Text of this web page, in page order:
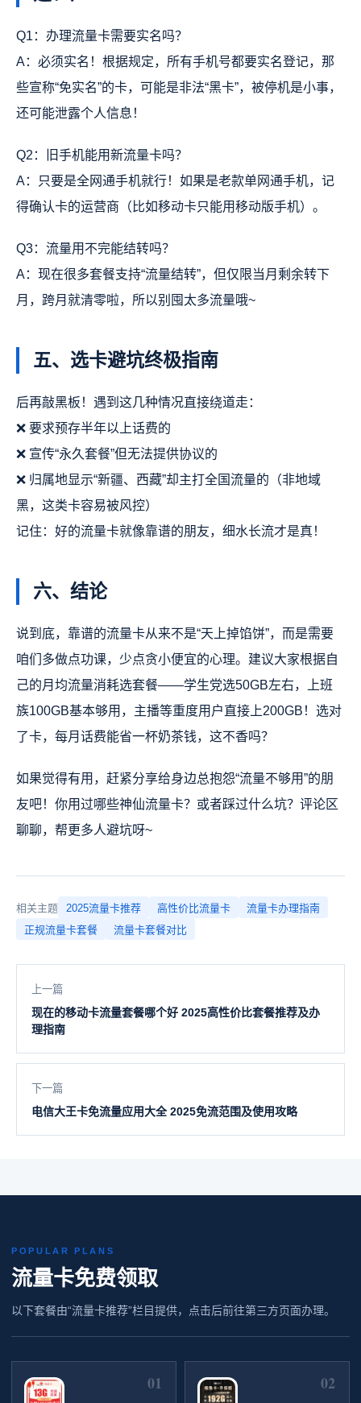
Q1：办理流量卡需要实名吗？
A：必须实名！根据规定，所有手机号都要实名登记，那
些宣称“免实名”的卡，可能是非法“黑卡”，被停机是小事，
还可能泄露个人信息！
Q2：旧手机能用新流量卡吗？
A：只要是全网通手机就行！如果是老款单网通手机，记
得确认卡的运营商（比如移动卡只能用移动版手机）。
Q3：流量用不完能结转吗？
A：现在很多套餐支持“流量结转”，但仅限当月剩余转下
月，跨月就清零啦，所以别囤太多流量哦~
五、选卡避坑终极指南
后再敲黑板！遇到这几种情况直接绕道走：
❌ 要求预存半年以上话费的
❌ 宣传“永久套餐”但无法提供协议的
❌ 归属地显示“新疆、西藏”却主打全国流量的（非地域
黑，这类卡容易被风控）
记住：好的流量卡就像靠谱的朋友，细水长流才是真！
六、结论
说到底， 靠谱的流量卡从来不是“天上掉馅饼”，而是需要
咱们多做点功课，少点贪小便宜的心理。建议大家根据自
己的月均流量消耗选套餐——学生党选50GB左右，上班
族100GB基本够用，主播等重度用户直接上200GB！选对
了卡，每月话费能省一杯奶茶钱，这不香吗？
如果觉得有用，赶紧分享给身边总抱怨“流量不够用”的朋
友吧！你用过哪些神仙流量卡？或者踩过什么坑？评论区
聊聊，帮更多人避坑呀~
相关主题 2025流量卡推荐 高性价比流量卡
流量卡办理指南
正规流量卡套餐
流量卡套餐对比
上一篇
现在的移动卡流量套餐哪个好 2025高性价比套餐推荐及办
理指南
下一篇
电信大王卡免流量应用大全 2025免流范围及使用攻略
POPULAR PLANS
流量卡免费领取
以下套餐由“流量卡推荐”栏目提供，点击后前往第三方页面办理。
01 02